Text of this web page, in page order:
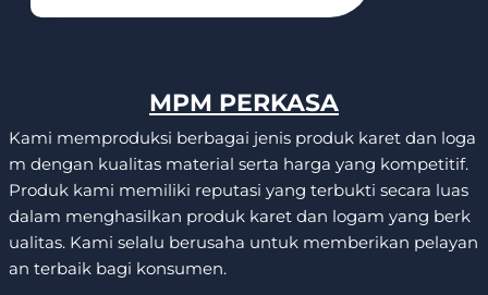
MPM PERKASA
Kami memproduksi berbagai jenis produk karet dan loga
m dengan kualitas material serta harga yang kompetitif.
Produk kami memiliki reputasi yang terbukti secara luas
dalam menghasilkan produk karet dan logam yang berk
ualitas. Kami selalu berusaha untuk memberikan pelayan
an terbaik bagi konsumen.